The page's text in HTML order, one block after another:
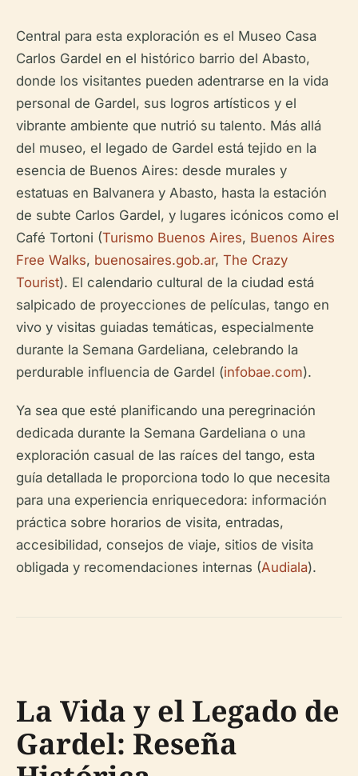
Central para esta exploración es el Museo Casa
Carlos Gardel en el histórico barrio del Abasto,
donde los visitantes pueden adentrarse en la vida
personal de Gardel, sus logros artísticos y el
vibrante ambiente que nutrió su talento. Más allá
del museo, el legado de Gardel está tejido en la
esencia de Buenos Aires: desde murales y
estatuas en Balvanera y Abasto, hasta la estación
de subte Carlos Gardel, y lugares icónicos como el
Café Tortoni (Turismo Buenos Aires, Buenos Aires
Free Walks, buenosaires.gob.ar, The Crazy
Tourist). El calendario cultural de la ciudad está
salpicado de proyecciones de películas, tango en
vivo y visitas guiadas temáticas, especialmente
durante la Semana Gardeliana, celebrando la
perdurable influencia de Gardel (infobae.com).
Ya sea que esté planificando una peregrinación
dedicada durante la Semana Gardeliana o una
exploración casual de las raíces del tango, esta
guía detallada le proporciona todo lo que necesita
para una experiencia enriquecedora: información
práctica sobre horarios de visita, entradas,
accesibilidad, consejos de viaje, sitios de visita
obligada y recomendaciones internas (Audiala).
La Vida y el Legado de
Gardel: Reseña